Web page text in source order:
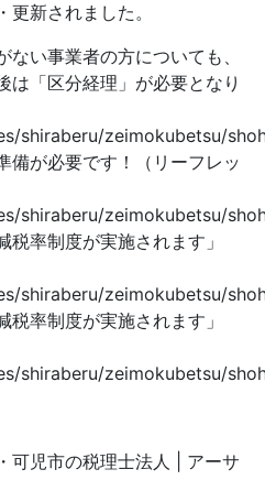
新されました。
い事業者の方についても、
は「区分経理」が必要となり
shiraberu/zeimokubetsu/
備が必要です！（リーフレッ
shiraberu/zeimokubetsu/
率制度が実施されます」
shiraberu/zeimokubetsu/
率制度が実施されます」
shiraberu/zeimokubetsu/
可児市の税理士法人 | アーサ